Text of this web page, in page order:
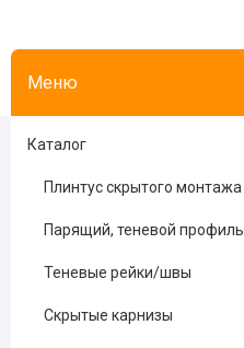
Каталог
Плинтус скрытого монтажа
Парящий, теневой профиль
Теневые рейки/швы
Скрытые карнизы